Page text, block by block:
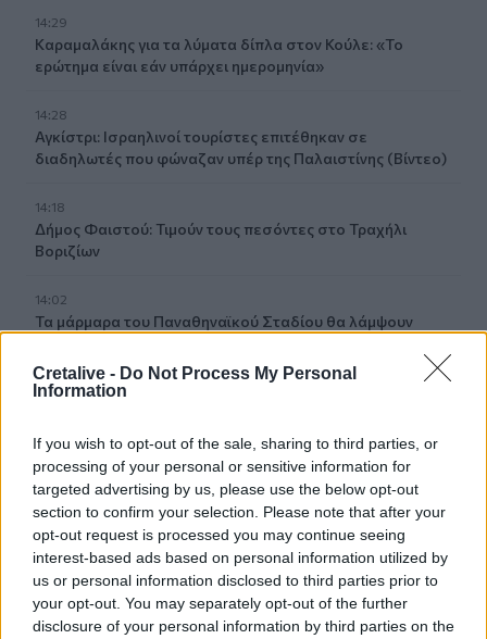
Cretalive - Do Not Process My Personal
Information
If you wish to opt-out of the sale, sharing to third parties, or
processing of your personal or sensitive information for
targeted advertising by us, please use the below opt-out
section to confirm your selection. Please note that after your
opt-out request is processed you may continue seeing
interest-based ads based on personal information utilized by
us or personal information disclosed to third parties prior to
your opt-out. You may separately opt-out of the further
disclosure of your personal information by third parties on the
14:29
Καραμαλάκης για τα λύματα δίπλα στον Κούλε: «Το
ερώτημα είναι εάν υπάρχει ημερομηνία»
14:28
Αγκίστρι: Ισραηλινοί τουρίστες επιτέθηκαν σε
διαδηλωτές που φώναζαν υπέρ της Παλαιστίνης (Βίντεο)
14:18
Δήμος Φαιστού: Τιμούν τους πεσόντες στο Τραχήλι
Βοριζίων
14:02
Τα μάρμαρα του Παναθηναϊκού Σταδίου θα λάμψουν
13:59
εντυπωσιακό φαινόμενο, όλα όσα πρέπει να γνωρίζετε
13:53
Φυσικό αέριο: Συναγερμός στην Ευρώπη - Χαμηλά τα
αποθέματα ενόψει χειμώνα
13:49
Βραζιλία: Ποδοσφαιριστής έπεσε στο... κενό
πανηγυρίζοντας γκολ που εν τέλει ακυρώθηκε - Βίντεο